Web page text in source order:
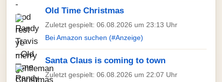
Old Time Christmas
Zuletzt gespielt: 06.08.2026 um 23:13 Uhr
Bei Amazon suchen (#Anzeige)
Santa Claus is coming to town
Zuletzt gespielt: 06.08.2026 um 22:07 Uhr